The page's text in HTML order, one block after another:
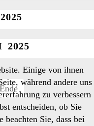
2025
Ende
Einige von ihnen
während andere uns
zu verbessern
entscheiden, ob Sie
beachten Sie, dass bei